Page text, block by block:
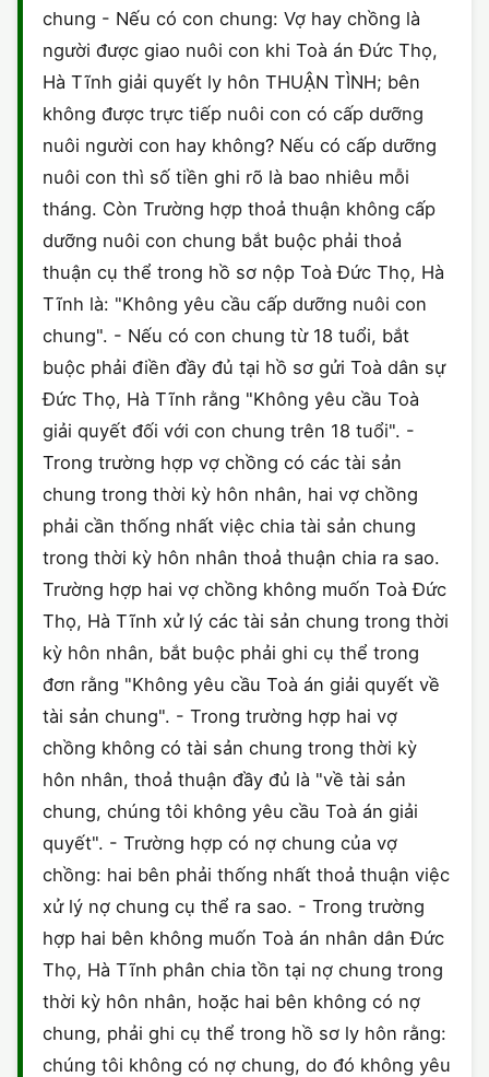
HÔN NHÂN - GIA ĐÌNH
LAO ĐỘNG
SỞ HỮU TRÍ TUỆ
THỪA KẾ - DI CHÚC
THUẾ VÀ KẾ TOÁN
HỘ KINH DOANH
SỞ HỮU TRÍ TUỆ
LÝ LỊCH TƯ PHÁP
TRÍCH LỤC HỘ TỊCH
CÔNG BỐ SẢN PHẨM
CHỨNG NHẬN HACCP
MẪU KHÁC
TỐ TỤNG
chung - Nếu có con chung: Vợ hay chồng là
người được giao nuôi con khi Toà án Đức Thọ,
Hà Tĩnh giải quyết ly hôn THUẬN TÌNH; bên
không được trực tiếp nuôi con có cấp dưỡng
nuôi người con hay không? Nếu có cấp dưỡng
nuôi con thì số tiền ghi rõ là bao nhiêu mỗi
tháng. Còn Trường hợp thoả thuận không cấp
dưỡng nuôi con chung bắt buộc phải thoả
thuận cụ thể trong hồ sơ nộp Toà Đức Thọ, Hà
Tĩnh là: "Không yêu cầu cấp dưỡng nuôi con
chung". - Nếu có con chung từ 18 tuổi, bắt
buộc phải điền đầy đủ tại hồ sơ gửi Toà dân sự
Đức Thọ, Hà Tĩnh rằng "Không yêu cầu Toà
giải quyết đối với con chung trên 18 tuổi". -
Trong trường hợp vợ chồng có các tài sản
chung trong thời kỳ hôn nhân, hai vợ chồng
phải cần thống nhất việc chia tài sản chung
trong thời kỳ hôn nhân thoả thuận chia ra sao.
Trường hợp hai vợ chồng không muốn Toà Đức
Thọ, Hà Tĩnh xử lý các tài sản chung trong thời
kỳ hôn nhân, bắt buộc phải ghi cụ thể trong
đơn rằng "Không yêu cầu Toà án giải quyết về
tài sản chung". - Trong trường hợp hai vợ
chồng không có tài sản chung trong thời kỳ
hôn nhân, thoả thuận đầy đủ là "về tài sản
chung, chúng tôi không yêu cầu Toà án giải
quyết". - Trường hợp có nợ chung của vợ
chồng: hai bên phải thống nhất thoả thuận việc
xử lý nợ chung cụ thể ra sao. - Trong trường
hợp hai bên không muốn Toà án nhân dân Đức
Thọ, Hà Tĩnh phân chia tồn tại nợ chung trong
thời kỳ hôn nhân, hoặc hai bên không có nợ
chung, phải ghi cụ thể trong hồ sơ ly hôn rằng:
chúng tôi không có nợ chung, do đó không yêu